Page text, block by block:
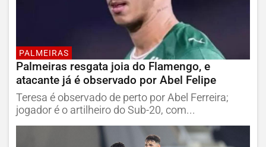
PALMEIRAS
Palmeiras resgata joia do Flamengo, e
atacante já é observado por Abel Felipe
Teresa é observado de perto por Abel Ferreira;
jogador é o artilheiro do Sub-20, com...